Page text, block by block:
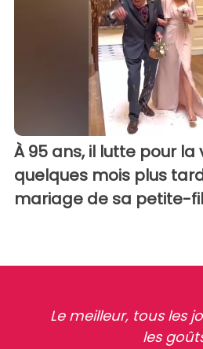
À 95 ans, il lutte pour la
quelques mois plus
mariage de sa petite-
Le meilleur, tous les
les